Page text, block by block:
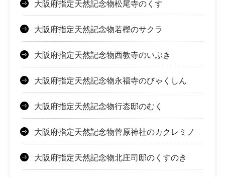
大阪府指定天然記念物松尾寺のくす
大阪府指定天然記念物若樫のサクラ
大阪府指定天然記念物西教寺のいぶき
大阪府指定天然記念物永福寺のびゃくしん
大阪府指定天然記念物行枩邸のむく
大阪府指定天然記念物菅原神社のカクレミノ
大阪府指定天然記念物北庄司邸のくすのき